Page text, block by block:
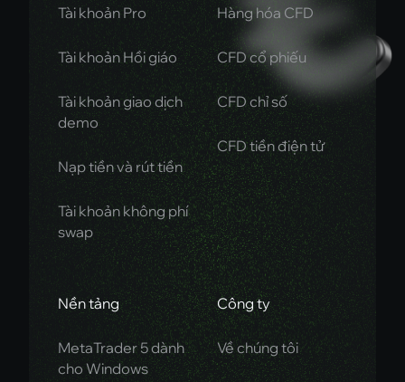
Tài khoản Pro
Tài khoản Hồi giáo
Tài khoản giao dịch
demo
Nạp tiền và rút tiền
Tài khoản không phí
swap
Hàng hóa CFD
CFD cổ phiếu
CFD chỉ số
CFD tiền điện tử
Nền tảng
MetaTrader 5 dành
cho Windows
Công ty
Về chúng tôi